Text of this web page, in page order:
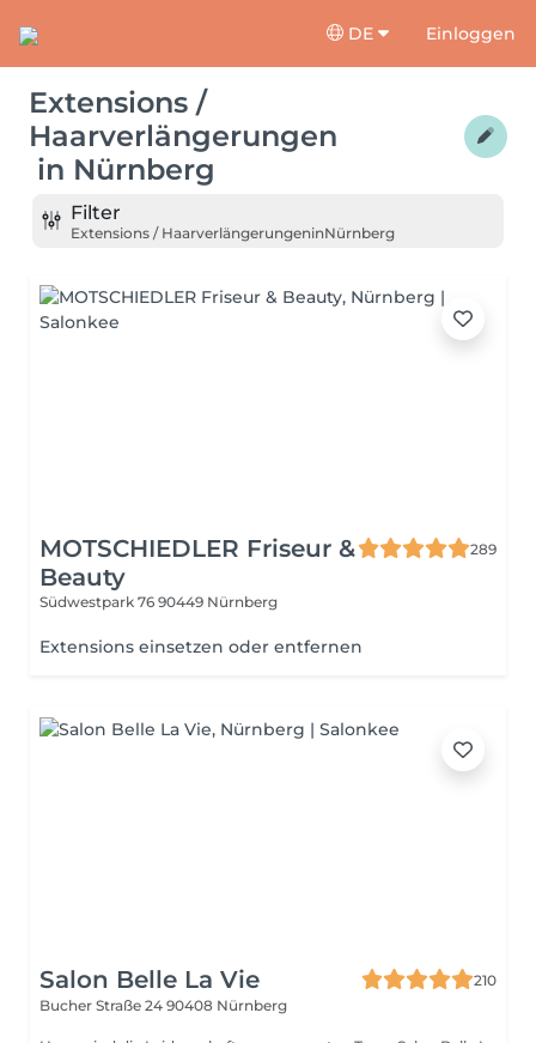
DE Einloggen
Extensions /
Haarverlängerungen
in Nürnberg
Filter
Extensions / HaarverlängerungeninNürnberg
MOTSCHIEDLER Friseur &
Beauty
289
Südwestpark 76 90449 Nürnberg
Extensions einsetzen oder entfernen
Salon Belle La Vie
210
Bucher Straße 24 90408 Nürnberg